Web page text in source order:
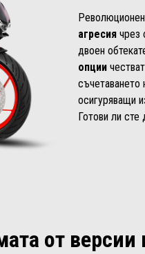
агресия чрез
двоен
опции
съчетаването
осигуряващи
Готови ли сте
от версии